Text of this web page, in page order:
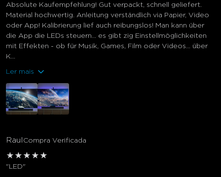
Absolute Kaufempfehlung! Gut verpackt, schnell geliefert.
Material hochwertig. Anleitung verständlich via Papier, Video
oder App! Kalibrierung lief auch reibungslos! Man kann über
die App die LEDs steuern… es gibt zig Einstellmöglichkeiten
mit Effekten - ob für Musik, Games, Film oder Videos… über
K...
Ler mais
Raul Compra Verificada
★ ★ ★ ★ ★
"LED"